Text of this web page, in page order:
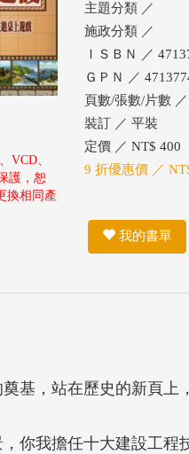
VCD、
護，恕
換相同產
主題分類 ／
施政分類 ／
ＩＳＢＮ ／
ＧＰＮ ／
頁數/張數/片數
裝訂 ／ 平裝
定價 ／ NT$ 400
9 折優惠價 ／
我的書單
基，站在歷史的新頁上
你我擔任十大建設工